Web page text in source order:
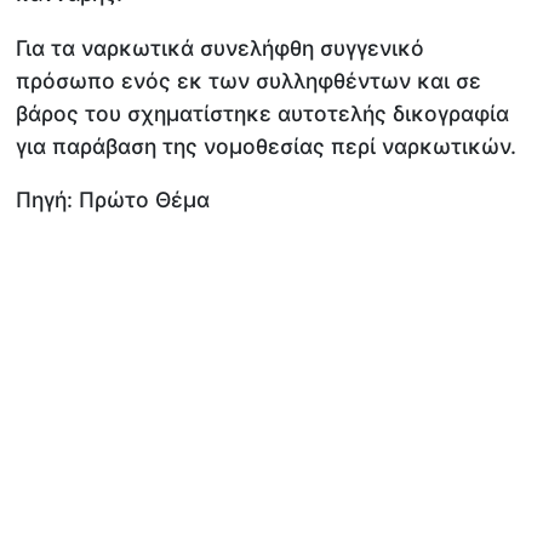
Για τα ναρκωτικά συνελήφθη συγγενικό
πρόσωπο ενός εκ των συλληφθέντων και σε
βάρος του σχηματίστηκε αυτοτελής δικογραφία
για παράβαση της νομοθεσίας περί ναρκωτικών.
Πηγή: Πρώτο Θέμα